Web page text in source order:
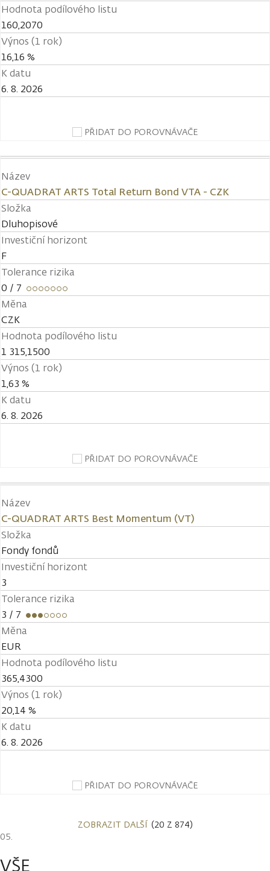
Hodnota podílového listu
160,2070
Výnos (1 rok)
16,16 %
K datu
6. 8. 2026
PŘIDAT DO POROVNÁVAČE
Název
C-QUADRAT ARTS Total Return Bond VTA - CZK
Složka
Dluhopisové
Investiční horizont
F
Tolerance rizika
0 / 7
Měna
CZK
Hodnota podílového listu
1 315,1500
Výnos (1 rok)
1,63 %
K datu
6. 8. 2026
PŘIDAT DO POROVNÁVAČE
Název
C-QUADRAT ARTS Best Momentum (VT)
Složka
Fondy fondů
Investiční horizont
3
Tolerance rizika
3 / 7
Měna
EUR
Hodnota podílového listu
365,4300
Výnos (1 rok)
20,14 %
K datu
6. 8. 2026
PŘIDAT DO POROVNÁVAČE
ZOBRAZIT DALŠÍ (20 Z 874)
VŠE